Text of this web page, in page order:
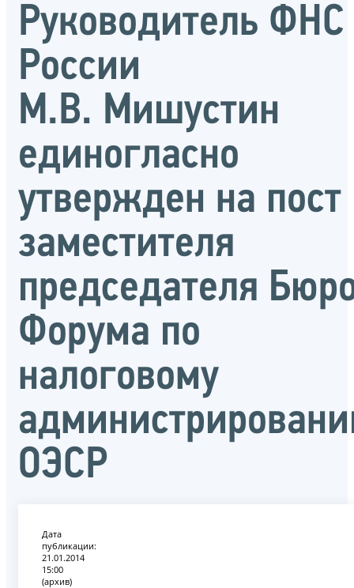
Руководитель ФНС
России
М.В. Мишустин
единогласно
утвержден на пост
заместителя
председателя
Форума по
налоговому
ОЭСР
Дата
публикации:
21.01.2014
15:00
(архив)